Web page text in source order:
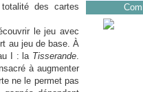
des cartes
le jeu avec
au jeu de base. À
I : la Tisserande.
à augmenter
ne le permet pas